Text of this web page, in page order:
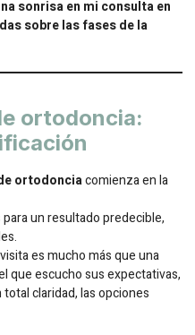
sonrisa en mi consulta en
sobre las fases de la
ortodoncia:
ortodonciacomienza en la
un resultado predecible,
es mucho más que una
que escucho sus expectativas,
claridad, las opciones